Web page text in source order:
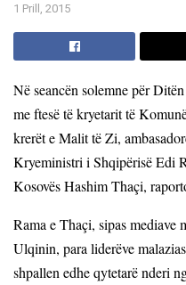
1 Prill, 2015
Në seancën solemne për
me ftesë të kryetarit të
krerët e Malit të Zi,
Kryeministri i Shqipërisë Edi
Kosovës Hashim Thaçi,
Rama e Thaçi, sipas mediave
Ulqinin, para liderëve
shpallen edhe qytetarë nderi